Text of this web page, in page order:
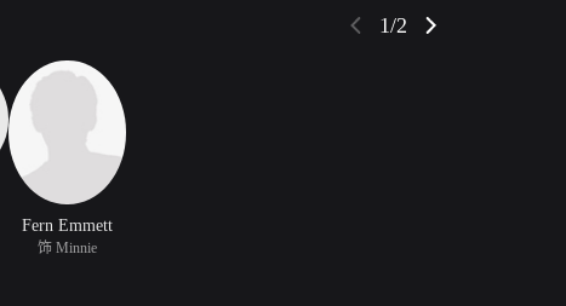
1/2
Fern Emmett
饰 Minnie